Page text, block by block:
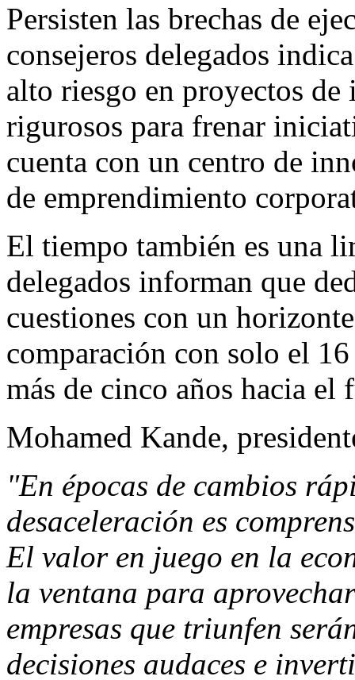
Persisten las brechas de
consejeros delegados
alto riesgo en proyectos
rigurosos para frenar
cuenta con un centro de
de emprendimiento
El tiempo también es una
delegados informan que
cuestiones con un
comparación con solo el
más de cinco años hacia el
Mohamed Kande,
"En épocas de cambios
desaceleración es
El valor en juego en la
la ventana para
empresas que triunfen
decisiones audaces e